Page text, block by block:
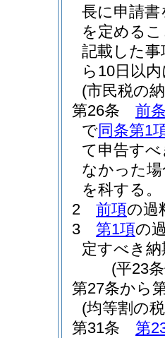
長に申請
を定める
記載した
ら10日以
(市民税の
第26条
前
で同条第1
て申告す
なかった
を科する。
2
前項の過
3
第1項の
定すべき
(平23
第27条から
(均等割の
第31条
第